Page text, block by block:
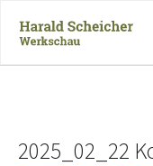
2025_02_22